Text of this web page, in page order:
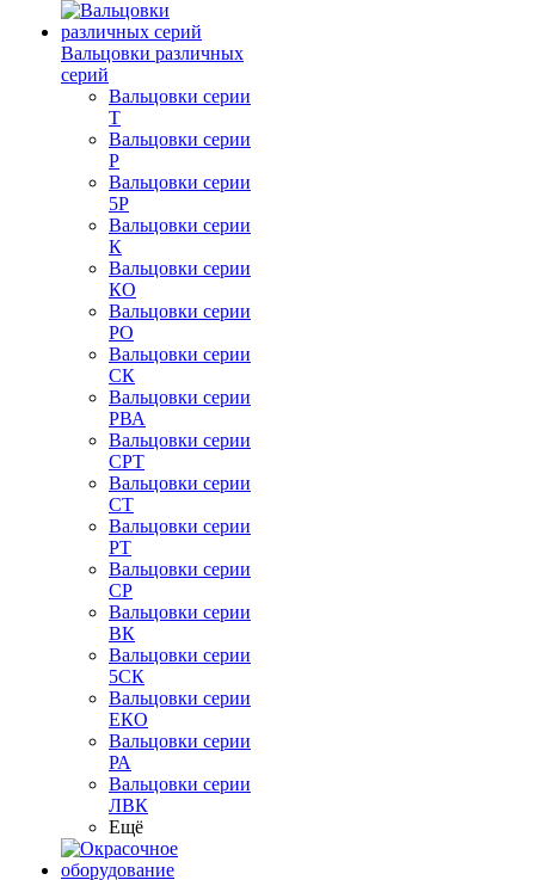
Вальцовки различных
серий
Вальцовки серии
Т
Вальцовки серии
Р
Вальцовки серии
5Р
Вальцовки серии
К
Вальцовки серии
КО
Вальцовки серии
РО
Вальцовки серии
СК
Вальцовки серии
РВА
Вальцовки серии
СРТ
Вальцовки серии
СТ
Вальцовки серии
РТ
Вальцовки серии
СР
Вальцовки серии
ВК
Вальцовки серии
5СК
Вальцовки серии
ЕКО
Вальцовки серии
РА
Вальцовки серии
ЛВК
Ещё